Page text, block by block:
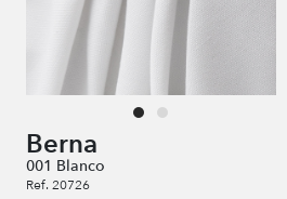
Berna
001 Blanco
Ref. 20726